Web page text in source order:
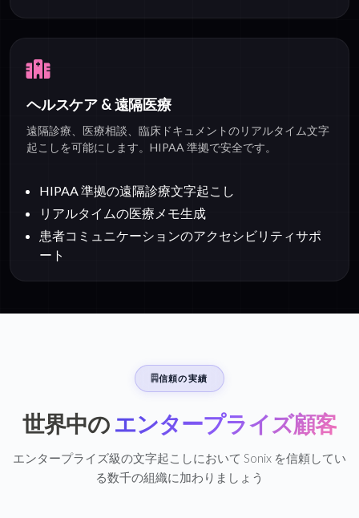
ヘルスケア & 遠隔医療
遠隔診療、医療相談、臨床ドキュメントのリアルタイム文字
起こしを可能にします。HIPAA 準拠で安全です。
HIPAA 準拠の遠隔診療文字起こし
リアルタイムの医療メモ生成
患者コミュニケーションのアクセシビリティサポ
ート
信頼の実績
世界中の エンタープライズ顧客
エンタープライズ級の文字起こしにおいて Sonix を信頼してい
る数千の組織に加わりましょう